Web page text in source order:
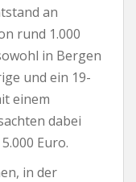
an
rund 1.000
in Bergen
und ein 19-
einem
dabei
Euro.
in der